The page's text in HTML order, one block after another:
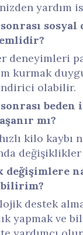
yardım
sosyal
deneyimleri
kurmak
olabilir.
beden
mı?
kilo kaybı
destek
yapmak ve